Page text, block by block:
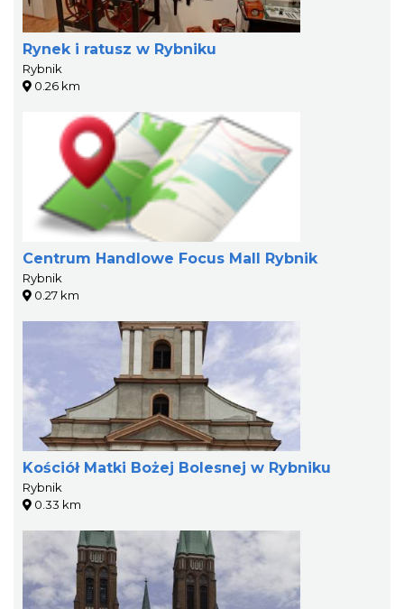
Rynek i ratusz w Rybniku
Rybnik
0.26 km
Centrum Handlowe Focus Mall Rybnik
Rybnik
0.27 km
Kościół Matki Bożej Bolesnej w Rybniku
Rybnik
0.33 km